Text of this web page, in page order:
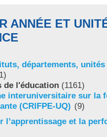
ANNÉE ET
départements,
de l'éducation (1161)
interuniversitaire sur la
(CRIFPE-UQ) (9)
l’apprentissage et la